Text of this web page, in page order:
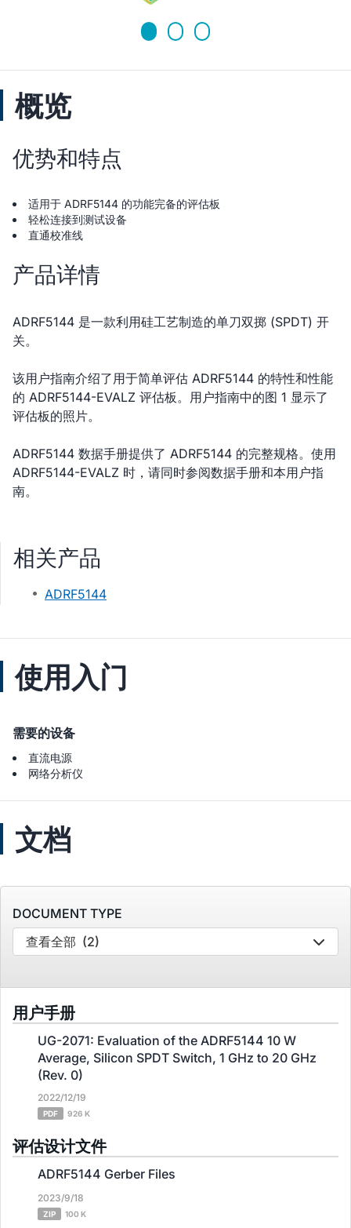
概览
优势和特点
适用于 ADRF5144 的功能完备的评估板
轻松连接到测试设备
直通校准线
产品详情
ADRF5144 是一款利用硅工艺制造的单刀双掷 (SPDT) 开
关。
该用户指南介绍了用于简单评估 ADRF5144 的特性和性能
的 ADRF5144-EVALZ 评估板。用户指南中的图 1 显示了
评估板的照片。
ADRF5144 数据手册提供了 ADRF5144 的完整规格。使用
ADRF5144-EVALZ 时，请同时参阅数据手册和本用户指
南。
相关产品
ADRF5144
使用入门
需要的设备
直流电源
网络分析仪
文档
DOCUMENT TYPE
查看全部 (2)
用户手册
UG-2071: Evaluation of the ADRF5144 10 W
Average, Silicon SPDT Switch, 1 GHz to 20 GHz
(Rev. 0)
2022/12/19
PDF 926 K
评估设计文件
ADRF5144 Gerber Files
2023/9/18
ZIP 100 K